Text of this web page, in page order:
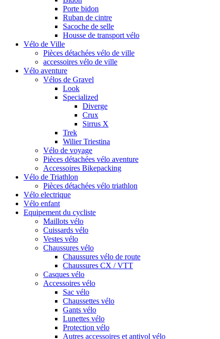
Porte bidon
Ruban de cintre
Sacoche de selle
Housse de transport vélo
Vélo de Ville
Pièces détachées vélo de ville
accessoires vélo de ville
Vélo aventure
Vélos de Gravel
Look
Specialized
Diverge
Crux
Sirrus X
Trek
Wilier Triestina
Vélo de voyage
Pièces détachées vélo aventure
Accessoires Bikepacking
Vélo de Triathlon
Pièces détachées vélo triathlon
Vélo electrique
Vélo enfant
Equipement du cycliste
Maillots vélo
Cuissards vélo
Vestes vélo
Chaussures vélo
Chaussures vélo de route
Chaussures CX / VTT
Casques vélo
Accessoires vélo
Sac vélo
Chaussettes vélo
Gants vélo
Lunettes vélo
Protection vélo
Autres accessoires et antivol vélo